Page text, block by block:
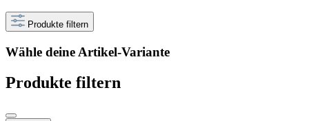
Produkte filtern
Wähle deine Artikel-Variante
Produkte filtern